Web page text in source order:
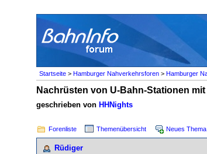
Startseite > Hamburger Nahverkehrsforen > Hamburger
Nachrüsten von U-Bahn-Stationen
geschrieben von HHNights
Forenliste Themenübersicht Neues Thema
Rüdiger